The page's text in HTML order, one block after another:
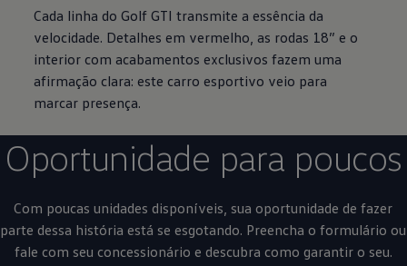
Cada linha do Golf GTI transmite a essência da
velocidade. Detalhes em vermelho, as rodas 18” e o
interior com acabamentos exclusivos fazem uma
afirmação clara: este carro esportivo veio para
marcar presença.
Oportunidade para poucos
Com poucas unidades disponíveis, sua oportunidade de fazer
parte dessa história está se esgotando. Preencha o formulário ou
fale com seu concessionário e descubra como garantir o seu.